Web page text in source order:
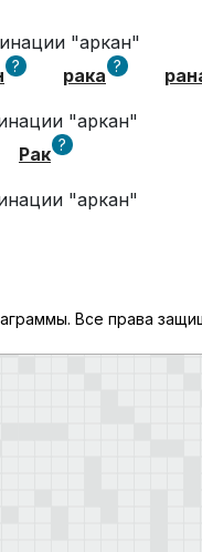
"аркан"
? рака ?
"аркан"
Рак ?
"аркан"
Все права